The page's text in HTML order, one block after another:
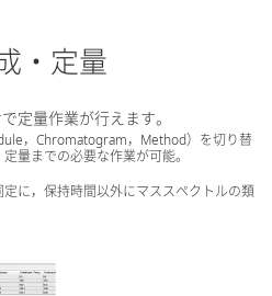
・定量
定量作業が行えます。
，Chromatogram，Method）を切り替
量までの必要な作業が可能。
に，保持時間以外にマススペクトルの類